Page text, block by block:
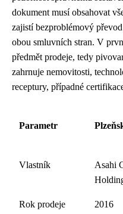
dokument musí obsahovat
zajistí bezproblémový
obou smluvních stran. V
předmět prodeje, tedy
zahrnuje nemovitosti,
receptury, případné
Parametr
Vlastník
Asahi
Rok prodeje 2016